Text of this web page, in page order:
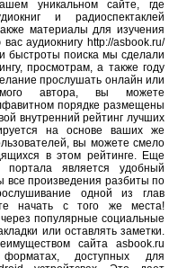
уникальном сайте, где
и радиоспектаклей
материалы для изучения
аудиокнигу http://asbook.ru/
быстроты поиска мы сделали
просмотрам, а также году
прослушать онлайн или
автора, вы можете
порядке размещены
внутренний рейтинг лучших
на основе ваших же
вы можете смело
в этом рейтинге. Еще
является удобный
все произведения разбиты по
одной из глав
начать с того же места!
популярные социальные
или оставлять заметки.
сайта asbook.ru
доступных для